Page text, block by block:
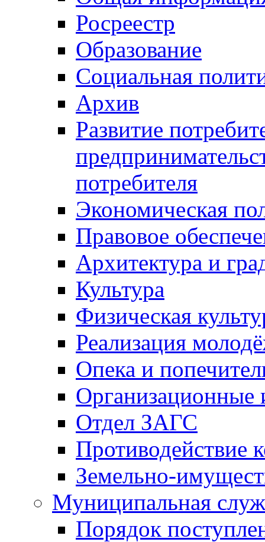
Росреестр
Образование
Социальная
Архив
Развитие
потребителя
Экономическая
Правовое
Архитектура и
Культура
Физическая
Реализация
Опека и
Отдел ЗАГС
Противодействие
Земельно-
Муниципальная
Порядок